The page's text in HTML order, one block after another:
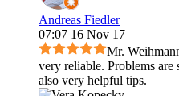
Andreas Fiedler
07:07 16 Nov 17
Mr.
very reliable. Problems are
also very helpful tips.